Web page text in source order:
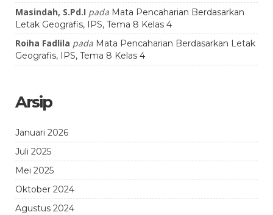
Masindah, S.Pd.I pada Mata Pencaharian Berdasarkan
Letak Geografis, IPS, Tema 8 Kelas 4
Roiha Fadlila pada Mata Pencaharian Berdasarkan Letak
Geografis, IPS, Tema 8 Kelas 4
Arsip
Januari 2026
Juli 2025
Mei 2025
Oktober 2024
Agustus 2024